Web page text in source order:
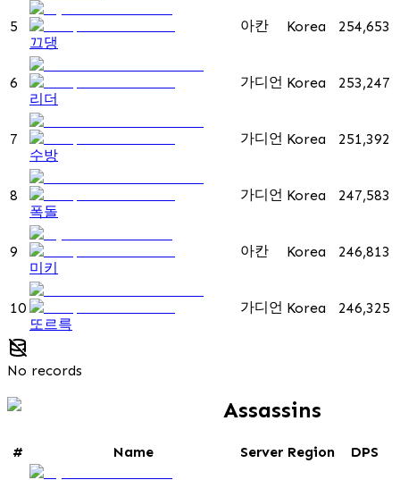
5
끄댕
아칸 Korea 254,653
6
리더
가디언 Korea 253,247
7
수방
가디언 Korea 251,392
8
폭돌
가디언 Korea 247,583
9
미키
아칸 Korea 246,813
10
또르륵
가디언 Korea 246,325
No records
Assassins
# Name Server Region DPS